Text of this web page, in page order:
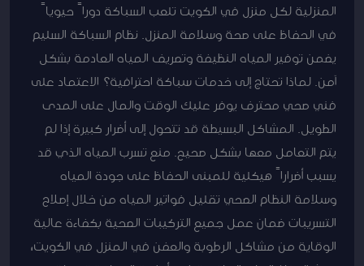
المنزلية لكل منزل في الكويت تلعب السباكة دوراً حيوياً
في الحفاظ على صحة وسلامة المنزل. نظام السباكة السليم
يضمن توفير المياه النظيفة وتصريف المياه العادمة بشكل
آمن. لماذا تحتاج إلى خدمات سباكة احترافية؟ الاعتماد على
فني صحي محترف يوفر عليك الوقت والمال على المدى
الطويل. المشاكل البسيطة قد تتحول إلى أضرار كبيرة إذا لم
يتم التعامل معها بشكل صحيح. منع تسرب المياه الذي قد
يسبب أضراراً هيكلية للمبنى الحفاظ على جودة المياه
وسلامة النظام الصحي تقليل فواتير المياه من خلال إصلاح
التسريبات ضمان عمل جميع التركيبات الصحية بكفاءة عالية
الوقاية من مشاكل الرطوبة والعفن في المنزل في الكويت،